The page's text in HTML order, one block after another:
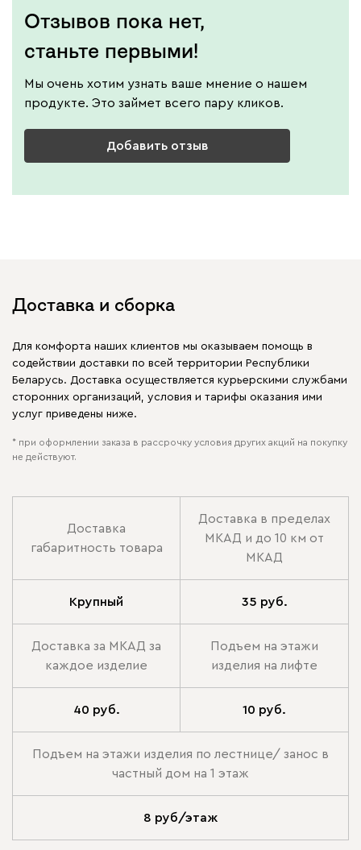
Отзывов пока нет,
станьте первыми!
Мы очень хотим узнать ваше мнение о нашем
продукте. Это займет всего пару кликов.
Добавить отзыв
Доставка и сборка
Для комфорта наших клиентов мы оказываем помощь в
содействии доставки по всей территории Республики
Беларусь. Доставка осуществляется курьерскими службами
сторонних организаций, условия и тарифы оказания ими
услуг приведены ниже.
* при оформлении заказа в рассрочку условия других акций на покупку
не действуют.
Доставка
габаритность товара
Доставка в пределах
МКАД и до 10 км от
МКАД
Крупный 35 руб.
Доставка за МКАД за
каждое изделие
Подъем на этажи
изделия на лифте
40 руб. 10 руб.
Подъем на этажи изделия по лестнице/ занос в
частный дом на 1 этаж
8 руб/этаж